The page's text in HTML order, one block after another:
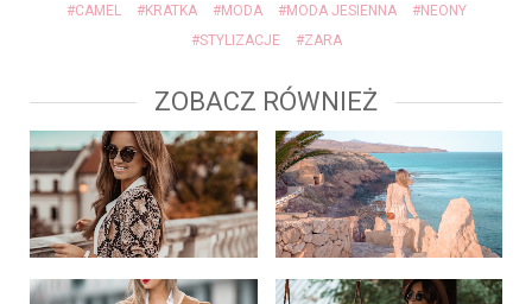
#CAMEL #KRATKA #MODA #MODA JESIENNA
#NEONY
#STYLIZACJE
#ZARA
ZOBACZ RÓWNIEŻ